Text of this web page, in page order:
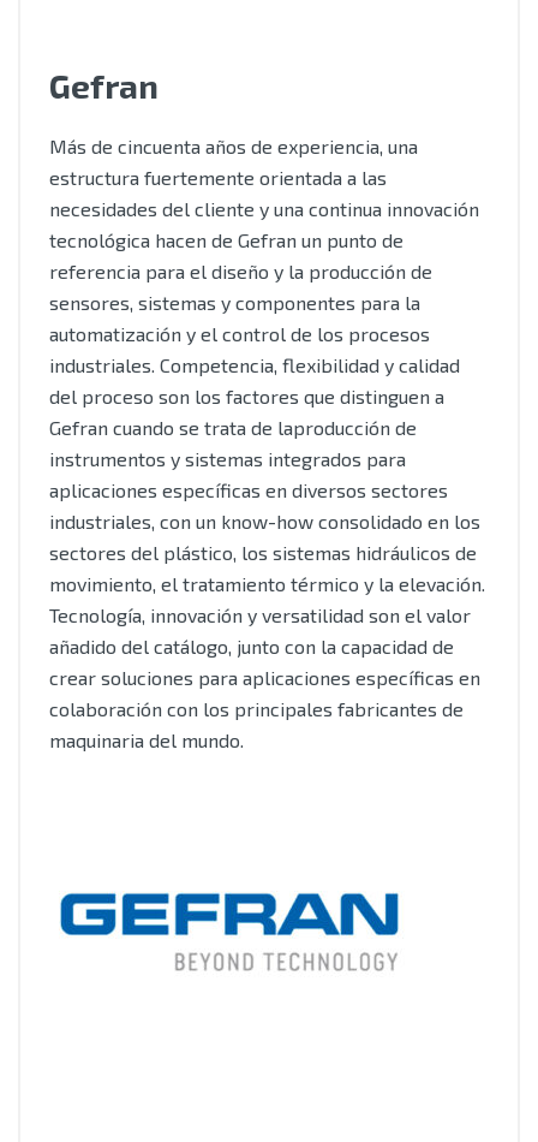
Gefran
Más de cincuenta años de experiencia, una
estructura fuertemente orientada a las
necesidades del cliente y una continua innovación
tecnológica hacen de Gefran un punto de
referencia para el diseño y la producción de
sensores, sistemas y componentes para la
automatización y el control de los procesos
industriales. Competencia, flexibilidad y calidad
del proceso son los factores que distinguen a
Gefran cuando se trata de laproducción de
instrumentos y sistemas integrados para
aplicaciones específicas en diversos sectores
industriales, con un know-how consolidado en los
sectores del plástico, los sistemas hidráulicos de
movimiento, el tratamiento térmico y la elevación.
Tecnología, innovación y versatilidad son el valor
añadido del catálogo, junto con la capacidad de
crear soluciones para aplicaciones específicas en
colaboración con los principales fabricantes de
maquinaria del mundo.